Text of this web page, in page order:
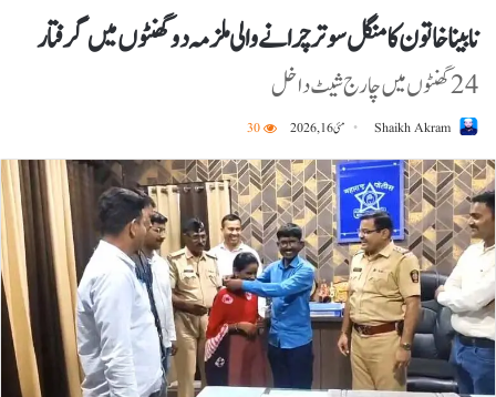
نابینا خاتون کا منگل سوتر چرانے والی ملزمہ دو گھنٹوں میں گرفتار
24 گھنٹوں میں چارج شیٹ داخل
Shaikh Akram مئی 16, 2026 30